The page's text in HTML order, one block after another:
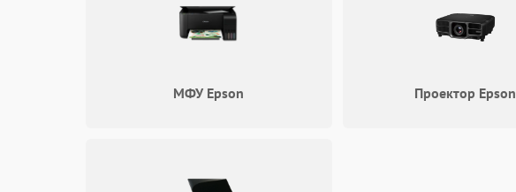
Изображение
МФУ Epson Проектор Epson